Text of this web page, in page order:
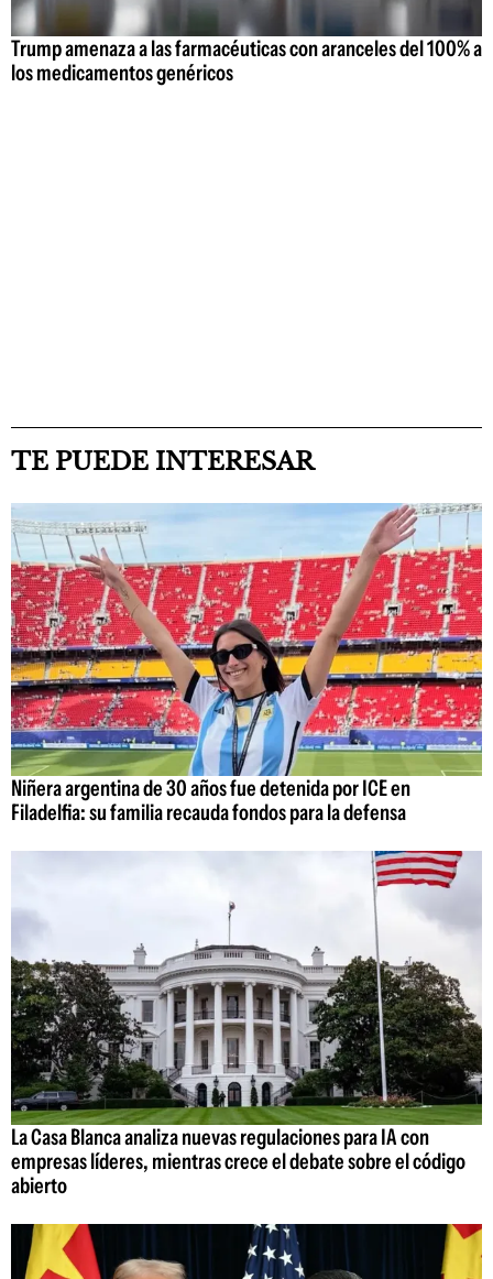
Trump amenaza a las farmacéuticas con aranceles del 100% a
los medicamentos genéricos
TE PUEDE INTERESAR
Niñera argentina de 30 años fue detenida por ICE en
Filadelfia: su familia recauda fondos para la defensa
La Casa Blanca analiza nuevas regulaciones para IA con
empresas líderes, mientras crece el debate sobre el código
abierto